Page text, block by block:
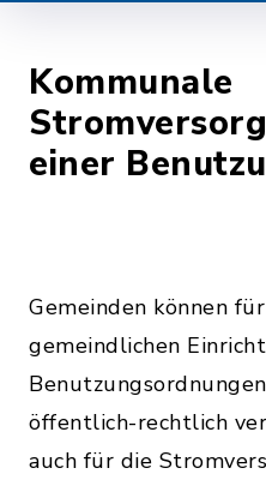
Kommunale
einer
Gemeinden können
gemeindlichen
öffentlich-rechtlich
auch für die